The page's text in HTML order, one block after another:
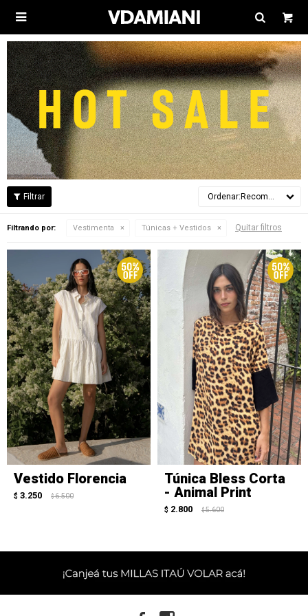

Recomendados
Filtrando por: Vestimenta Túnicas + Vestidos Quitar filtros
Vestido Florencia
$ 3.250 $ 6.500
Túnica Bless Corta
- Animal Print
$ 2.800 $ 5.600